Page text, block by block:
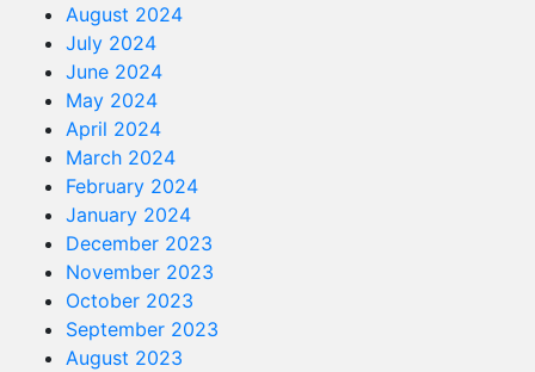
August 2024
July 2024
June 2024
May 2024
April 2024
March 2024
February 2024
January 2024
December 2023
November 2023
October 2023
September 2023
August 2023